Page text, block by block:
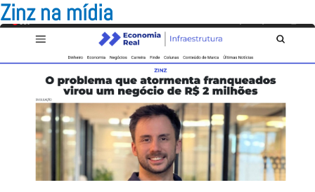
Zinz na mídia